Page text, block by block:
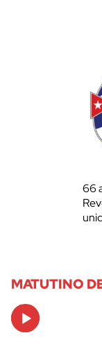
66
MATUTINO
Audio
Player